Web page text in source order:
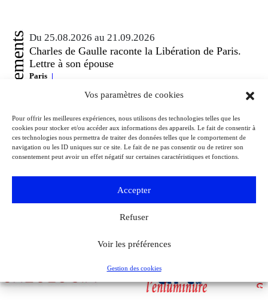
Vos paramètres de cookies
Pour offrir les meilleures expériences, nous utilisons des technologies telles que les
cookies pour stocker et/ou accéder aux informations des appareils. Le fait de consentir à
ces technologies nous permettra de traiter des données telles que le comportement de
navigation ou les ID uniques sur ce site. Le fait de ne pas consentir ou de retirer son
consentement peut avoir un effet négatif sur certaines caractéristiques et fonctions.
Accepter
Refuser
Voir les préférences
Gestion des cookies
Événements Du 25.08.2026 au 21.09.2026
Charles de Gaulle raconte la Libération de Paris.
Lettre à son épouse
Paris
Libération de Paris – musée du général Leclerc – musée Jean Moulin
expose la lettre du 27 août 1944 de Charles de Gaulle à son épouse
Yvonne, lui narrant les événements de la Libération de Paris.